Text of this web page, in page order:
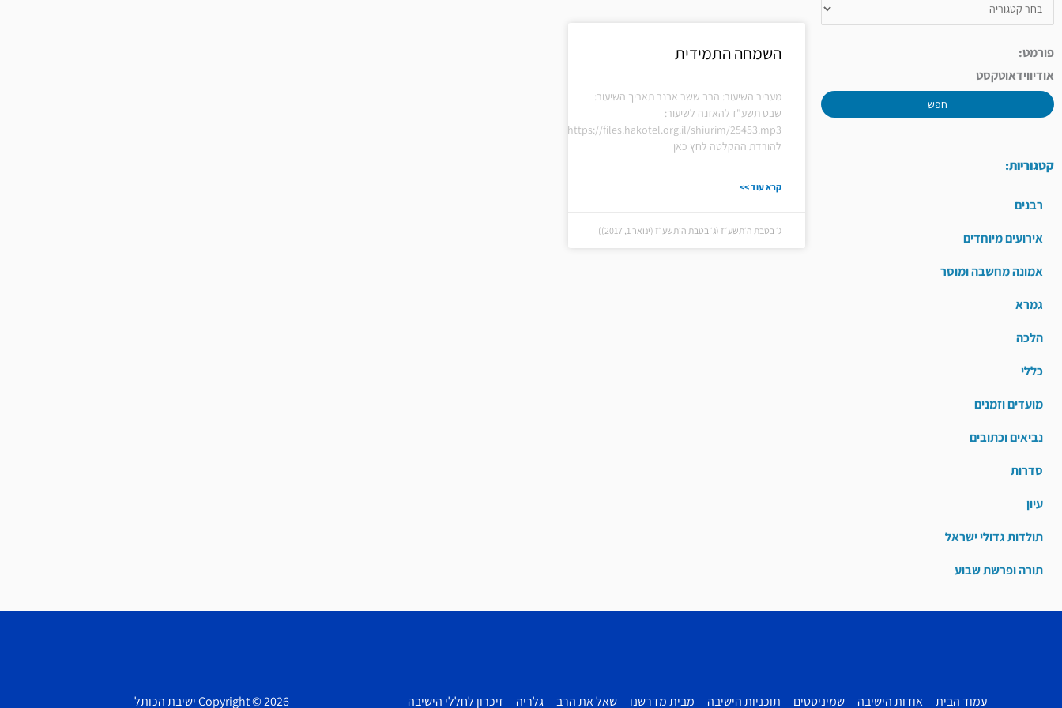
פורמט:
אודיווידאוטקסט
חפש
קטגוריות:
רבנים
אירועים מיוחדים
אמונה מחשבה ומוסר
גמרא
הלכה
כללי
מועדים וזמנים
נביאים וכתובים
סדרות
עיון
תולדות גדולי ישראל
תורה ופרשת שבוע
השמחה התמידית
מעביר השיעור: הרב ששר אבנר תאריך השיעור:
שבט תשע"ז להאזנה לשיעור:
https://files.hakotel.org.il/shiurim/25453.mp3
להורדת ההקלטה לחץ כאן
קרא עוד >>
ג׳ בטבת ה׳תשע״ז (ג׳ בטבת ה׳תשע״ז (ינואר 1, 2017))
עמוד הבית אודות הישיבה שמיניסטים תוכניות הישיבה מבית מדרשנו שאל את הרב גלריה זיכרון לחללי הישיבה Copyright © 2026 ישיבת הכותל